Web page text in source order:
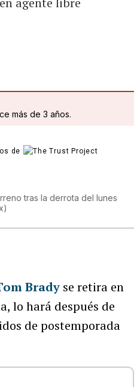
más de 3 años.
de
tras la derrota del lunes
)
Brady se retira en
lo hará después de
de postemporada